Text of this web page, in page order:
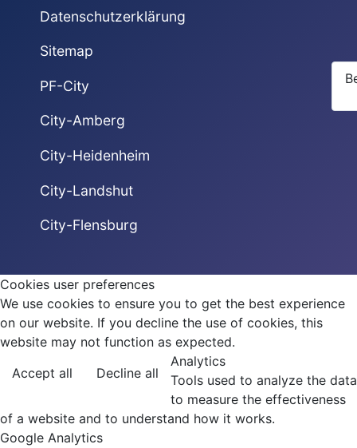
Datenschutzerklärung
Sitemap
PF-City
City-Amberg
City-Heidenheim
City-Landshut
City-Flensburg
Cookies user preferences
We use cookies to ensure you to get the best experience
on our website. If you decline the use of cookies, this
website may not function as expected.
Accept all
Decline all
Analytics
Tools used to analyze the data
to measure the effectiveness
of a website and to understand how it works.
Google Analytics